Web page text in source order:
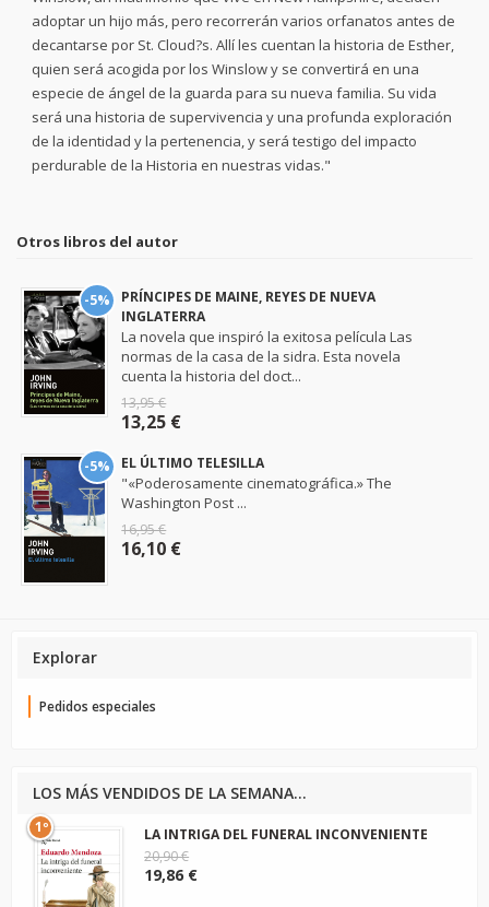
adoptar un hijo más, pero recorrerán varios orfanatos antes de
decantarse por St. Cloud?s. Allí les cuentan la historia de Esther,
quien será acogida por los Winslow y se convertirá en una
especie de ángel de la guarda para su nueva familia. Su vida
será una historia de supervivencia y una profunda exploración
de la identidad y la pertenencia, y será testigo del impacto
perdurable de la Historia en nuestras vidas."
Otros libros del autor
-5%
PRÍNCIPES DE MAINE, REYES DE NUEVA
INGLATERRA
La novela que inspiró la exitosa película Las
normas de la casa de la sidra. Esta novela
cuenta la historia del doct...
13,95 €
13,25 €
-5% EL ÚLTIMO TELESILLA
"«Poderosamente cinematográfica.» The
Washington Post ...
16,95 €
16,10 €
Explorar
Pedidos especiales
LOS MÁS VENDIDOS DE LA SEMANA...
1º
LA INTRIGA DEL FUNERAL INCONVENIENTE
20,90 €
19,86 €